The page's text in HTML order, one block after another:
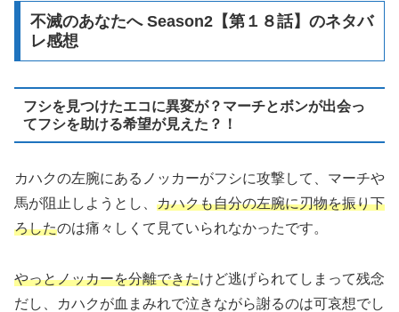
不滅のあなたへ Season2【第１８話】のネタバ
レ感想
フシを見つけたエコに異変が？マーチとボンが出会っ
てフシを助ける希望が見えた？！
カハクの左腕にあるノッカーがフシに攻撃して、マーチや
馬が阻止しようとし、 カハクも自分の左腕に刃物を振り下
ろしたのは痛々しくて見ていられなかったです。
やっとノッカーを分離できたけど逃げられてしまって残念
だし、カハクが血まみれで泣きながら謝るのは可哀想でし